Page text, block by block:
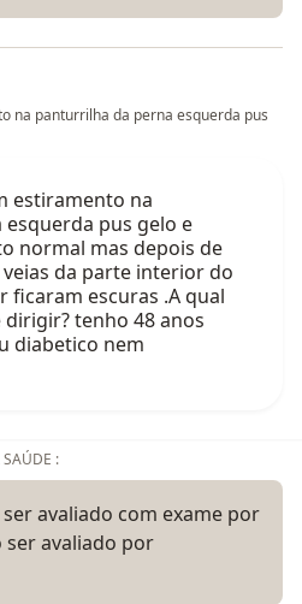
na panturrilha da perna esquerda pus
estiramento na
pus gelo e
normal mas depois de
da parte interior do
ficaram escuras .A qual
tenho 48 anos
diabetico nem
SAÚDE :
avaliado com exame por
avaliado por